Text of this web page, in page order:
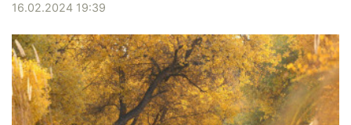
16.02.2024 19:39